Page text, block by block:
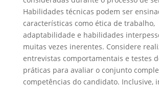
Habilidades técnicas podem ser
características como ética de trabalho,
adaptabilidade e habilidades
muitas vezes inerentes. Considere
entrevistas comportamentais e testes
práticas para avaliar o conjunto
competências do candidato. Inclusive,